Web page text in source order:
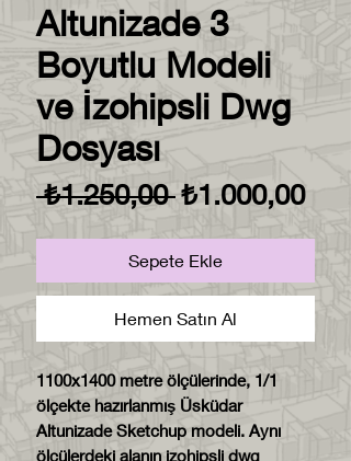
Altunizade 3
Boyutlu Modeli
ve İzohipsli Dwg
Dosyası
₺1.250,00 Normal
Fiyat
₺1.000,00
Fiyat
Sepete Ekle
Hemen Satın Al
1100x1400 metre ölçülerinde, 1/1
ölçekte hazırlanmış Üsküdar
Altunizade Sketchup modeli. Aynı
ölçülerdeki alanın izohipsli dwg